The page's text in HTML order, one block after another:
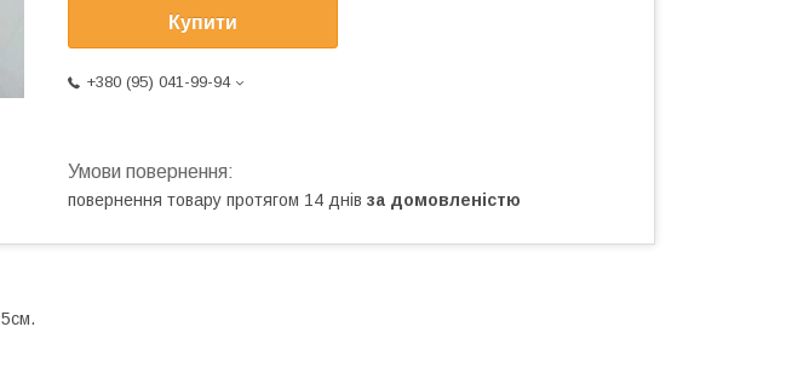
Купити
+380 (95) 041-99-94
повернення товару протягом 14 днів за домовленістю